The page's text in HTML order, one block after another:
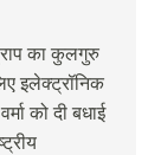
का कुलगुरु
इलेक्ट्रॉनिक
को दी बधाई